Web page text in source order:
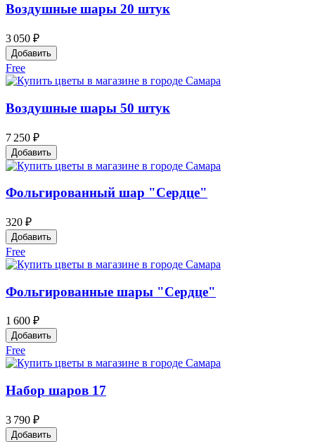
Воздушные шары 20 штук
3 050 ₽
Добавить
Free
Воздушные шары 50 штук
7 250 ₽
Добавить
Фольгированный шар "Сердце"
320 ₽
Добавить
Free
Фольгированные шары "Сердце"
1 600 ₽
Добавить
Free
Набор шаров 17
3 790 ₽
Добавить